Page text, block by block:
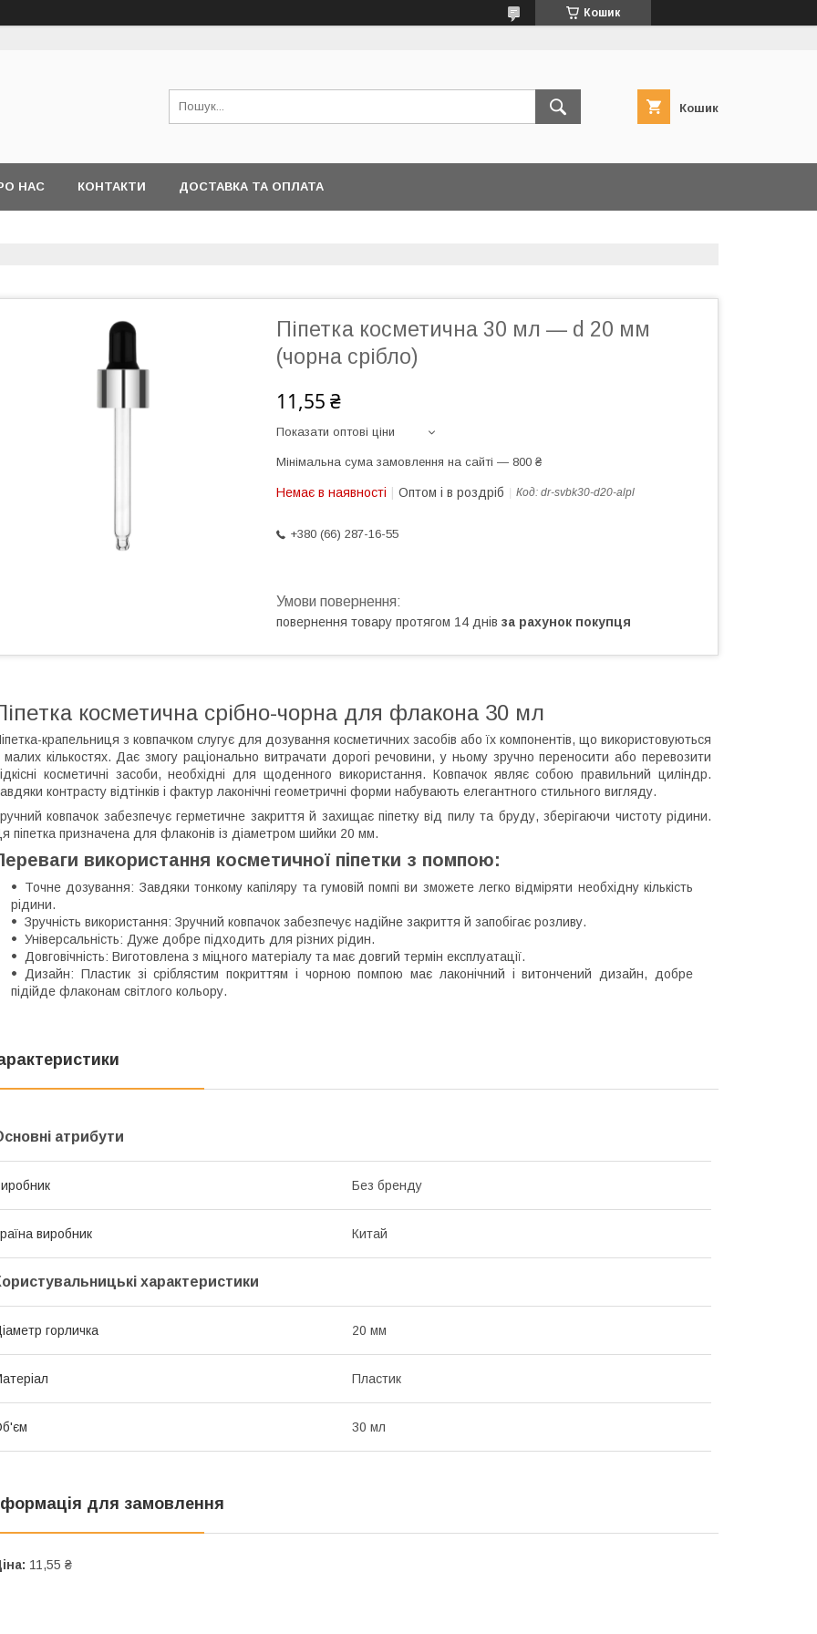
Кошик
Кошик
НАС КОНТАКТИ ДОСТАВКА ТА ОПЛАТА
Піпетка косметична 30 мл — d 20 мм
(чорна срібло)
11,55 ₴
Показати оптові ціни
Мінімальна сума замовлення на сайті — 800 ₴
Немає в наявності Оптом і в роздріб Код: dr-svbk30-d20-alpl
+380 (66) 287-16-55
повернення товару протягом 14 днів за рахунок покупця
косметична срібно-чорна для флакона 30 мл
крапельниця з ковпачком слугує для дозування косметичних засобів або їх компонентів, що використовуються
малих кількостях. Дає змогу раціонально витрачати дорогі речовини, у ньому зручно переносити або перевозити
косметичні засоби, необхідні для щоденного використання. Ковпачок являє собою правильний циліндр.
контрасту відтінків і фактур лаконічні геометричні форми набувають елегантного стильного вигляду.
ковпачок забезпечує герметичне закриття й захищає піпетку від пилу та бруду, зберігаючи чистоту рідини.
піпетка призначена для флаконів із діаметром шийки 20 мм.
використання косметичної піпетки з помпою:
Точне дозування: Завдяки тонкому капіляру та гумовій помпі ви зможете легко відміряти необхідну кількість
рідини.
Зручність використання: Зручний ковпачок забезпечує надійне закриття й запобігає розливу.
Універсальність: Дуже добре підходить для різних рідин.
Довговічність: Виготовлена з міцного матеріалу та має довгий термін експлуатації.
Дизайн: Пластик зі сріблястим покриттям і чорною помпою має лаконічний і витончений дизайн, добре
підійде флаконам світлого кольору.
атрибути
Без бренду
виробник Китай
характеристики
горличка 20 мм
Пластик
30 мл
для замовлення
11,55 ₴